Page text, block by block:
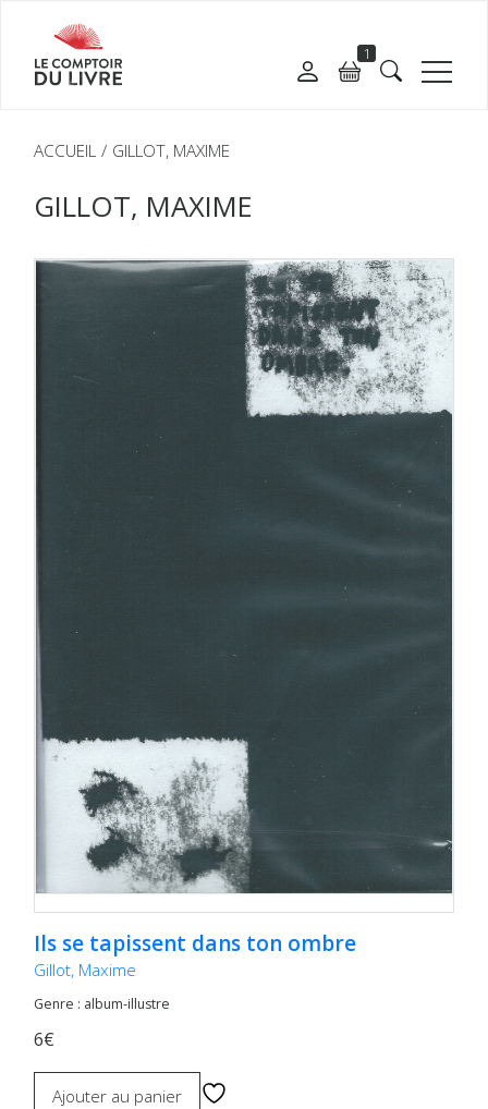
1
ACCUEIL GILLOT, MAXIME
GILLOT, MAXIME
Ils se tapissent dans ton ombre
Gillot, Maxime
Genre : album-illustre
6€
Ajouter au panier